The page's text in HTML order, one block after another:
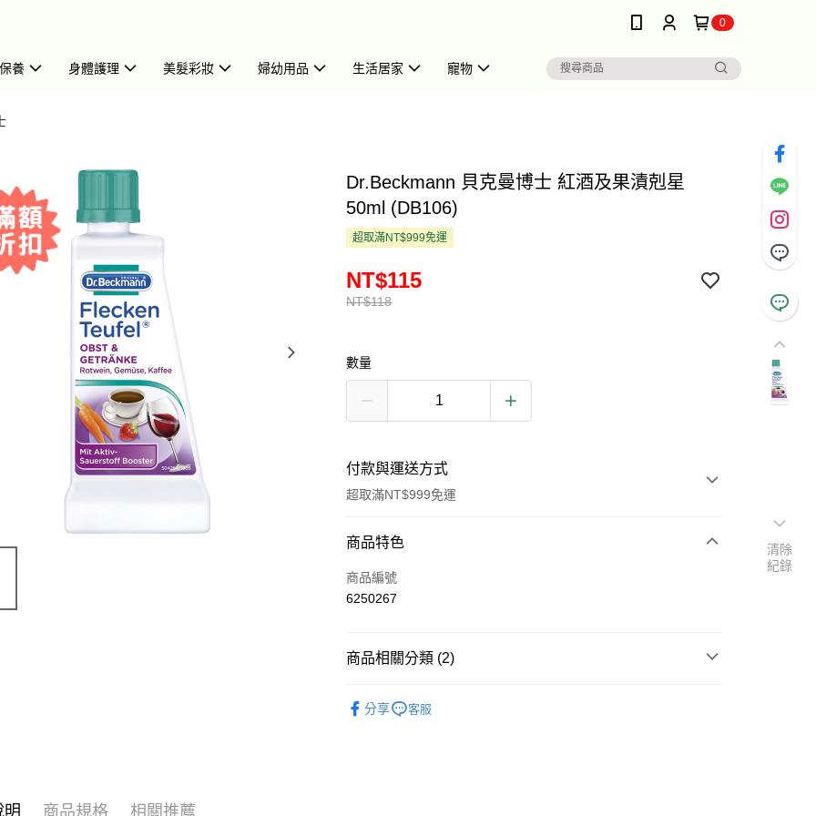
0
養 身體護理 美髮彩妝 婦幼用品 生活居家 寵物
Dr.Beckmann 貝克曼博士 紅酒及果漬剋星
50ml (DB106)
超取滿NT$999免運
NT$118
NT$115
數量
付款與運送方式
超取滿NT$999免運
付款方式
信用卡一次付款
街口支付
商品特色
商品編號
6250267
商品相關分類 (2)
分享 客服
明 商品規格 相關推薦
清除
紀錄